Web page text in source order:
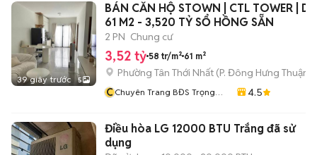
39 giây trước 5
BÁN CĂN HỘ STOWN | CTL TOWER | DT
61 M2 - 3,520 TỶ SỔ HỒNG SẴN
2 PN Chung cư
3,52 tỷ 58 tr/m² 61 m²
Phường Tân Thới Nhất (P. Đông Hưng Thuận
CChuyên Trang BĐS Trọng
4.5
Điều hòa LG 12000 BTU Trắng đã sử
dụng